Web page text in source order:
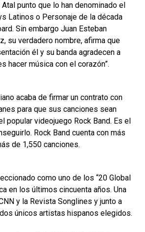
punto que lo han denominado el
Latinos o Personaje de la década
Sin embargo Juan Esteban
su verdadero nombre, afirma que
él y su banda agradecen a
hacer música con el corazón”.
acaba de firmar un contrato con
para que sus canciones sean
popular videojuego Rock Band. Es el
Rock Band cuenta con más
de 1,550 canciones.
como uno de los “20 Global
en los últimos cincuenta años. Una
y la Revista Songlines y junto a
únicos artistas hispanos elegidos.